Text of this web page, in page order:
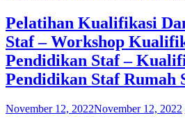
Pelatihan Kualifikasi
Staf – Workshop
Pendidikan Staf –
Pendidikan Staf Rumah
November 12, 2022November 12, 2022